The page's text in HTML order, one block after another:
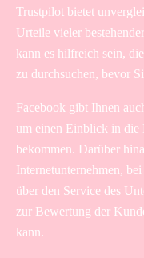
Trustpilot bietet
Urteile vieler
kann es hilfreich sein,
zu durchsuchen, bevor
Facebook gibt Ihnen
um einen Einblick in die
bekommen. Darüber
Internetunternehmen,
über den Service des
zur Bewertung der
kann.